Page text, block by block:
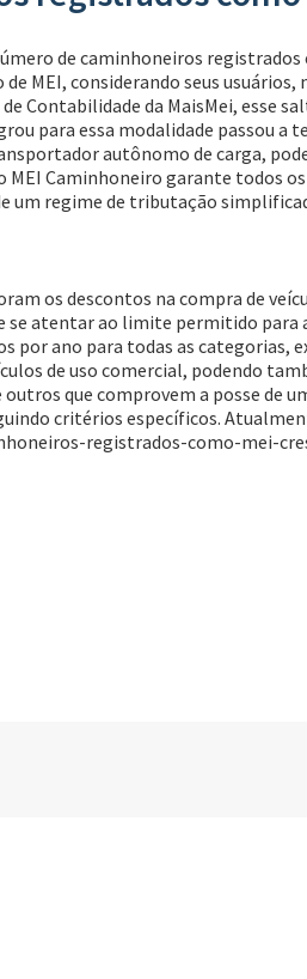
de caminhoneiros
MEI, considerando seus
Contabilidade da MaisMei, esse
para essa modalidade passou
autônomo de carga,
MEI Caminhoneiro garante
um regime de tributação
os descontos na compra de
atentar ao limite permitido
por ano para todas as
de uso comercial, podendo
que comprovem a posse de
critérios específicos.
registrados-como-mei-